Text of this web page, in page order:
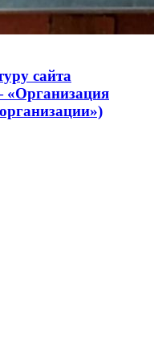
сайта
«Организация